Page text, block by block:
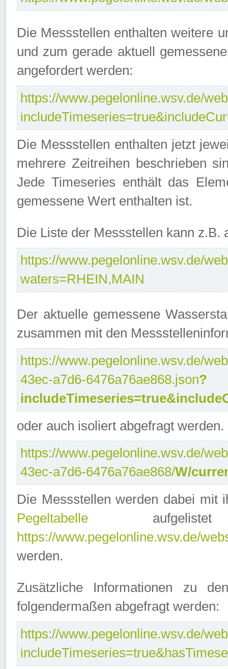
Die Messstellen enthalten weitere
und zum gerade aktuell
angefordert werden:
https://www.pegelonline.wsv.de/
Die Messstellen enthalten jetzt
mehrere Zeitreihen beschrieben
Jede Timeseries enthält das
gemessene Wert enthalten ist.
Die Liste der Messstellen kann
https://www.pegelonline.wsv.de/
waters=RHEIN,MAIN
Der aktuelle gemessene
zusammen mit den
https://www.pegelonline.wsv.de/
43ec-a7d6-6476a76ae868.json?
oder auch isoliert abgefragt werden.
https://www.pegelonline.wsv.de/
43ec-a7d6-6476a76ae868/W/
Die Messstellen werden dabei mit
Pegeltabelle
https://www.pegelonline.wsv.de/
werden.
Zusätzliche Informationen zu
folgendermaßen abgefragt werden:
https://www.pegelonline.wsv.de/